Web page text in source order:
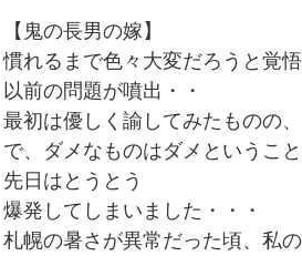
【鬼の長男の嫁】
慣れるまで色々大変だろうと覚
以前の問題が噴出・・
最初は優しく諭してみたものの
で、ダメなものはダメというこ
先日はとうとう
爆発してしまいました・・・
札幌の暑さが異常だった頃、私